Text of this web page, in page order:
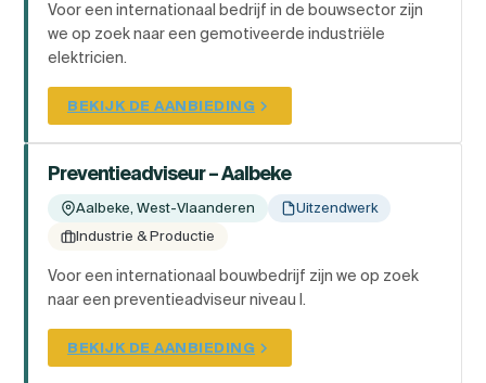
Voor een internationaal bedrijf in de bouwsector zijn
we op zoek naar een gemotiveerde industriële
elektricien.
BEKIJK DE AANBIEDING
Preventieadviseur – Aalbeke
Aalbeke, West-Vlaanderen
Uitzendwerk
Industrie & Productie
Voor een internationaal bouwbedrijf zijn we op zoek
naar een preventieadviseur niveau I.
BEKIJK DE AANBIEDING